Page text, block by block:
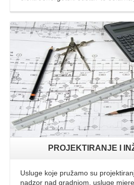
Opširnije
PROJEKTIRANJE I
Usluge koje pružamo su
nadzor nad gradnjom, usluge